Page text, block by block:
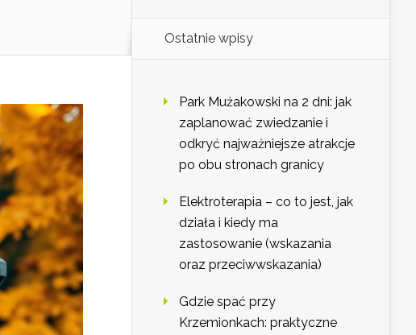
Ostatnie wpisy
Park Mużakowski na 2 dni: jak
zaplanować zwiedzanie i
odkryć najważniejsze atrakcje
po obu stronach granicy
Elektroterapia – co to jest, jak
działa i kiedy ma
zastosowanie (wskazania
oraz przeciwwskazania)
Gdzie spać przy
Krzemionkach: praktyczne